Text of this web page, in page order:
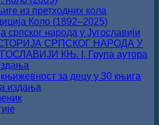
из претходних кола
Коло (1892‒2025)
српског народа у Југославији
СРПСКОГ НАРОДА У
КЊ. I, Група аутора
за децу у 30 књига
издања